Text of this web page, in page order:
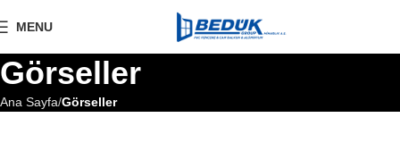
MENU
Görseller
Ana Sayfa Görseller